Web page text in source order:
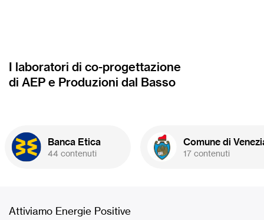
I laboratori di co-progettazione
di AEP e Produzioni dal Basso
Banca Etica
44 contenuti
Comune di
17 contenuti
Attiviamo Energie Positive